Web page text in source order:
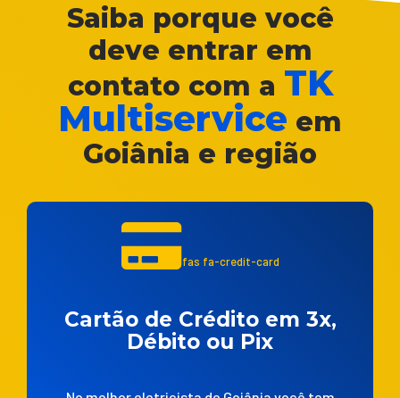
Saiba porque você
deve entrar em
contato com a TK
Multiservice em
Goiânia e região
fas fa-credit-card
Cartão de Crédito em 3x,
Débito ou Pix